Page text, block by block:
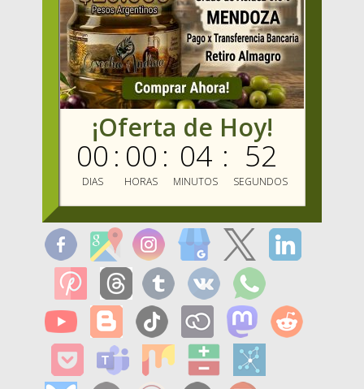
Dirección:
Gallo 510, Almagro, Ciudad Autónoma de Buenos
Aires, ARGENTINA.
Whatsapp:
+54 9 116 140 0770
:
info@mercadooliva.com
¡Oferta de Hoy!
00
DIAS
: 00
HORAS
: 04
MINUTOS
: 52
SEGUNDOS